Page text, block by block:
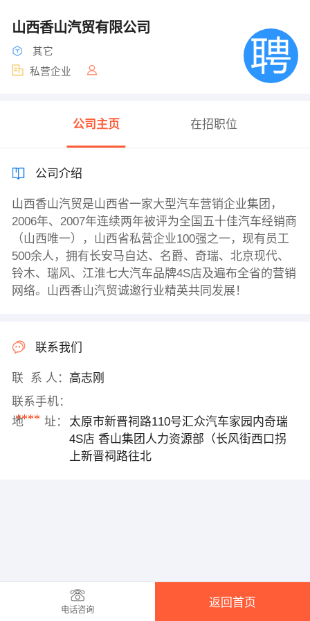
山西香山汽贸有限公司
其它
私营企业
公司主页 在招职位
公司介绍
山西香山汽贸是山西省一家大型汽车营销企业集团，
2006年、2007年连续两年被评为全国五十佳汽车经销商
（山西唯一），山西省私营企业100强之一，现有员工
500余人，拥有长安马自达、名爵、奇瑞、北京现代、
铃木、瑞风、江淮七大汽车品牌4S店及遍布全省的营销
网络。山西香山汽贸诚邀行业精英共同发展！
联系我们
联 系 人： 高志刚
联系手机：
****
地 址：
太原市新晋祠路110号汇众汽车家园内奇瑞
4S店 香山集团人力资源部（长风街西口拐
上新晋祠路往北
电话咨询
返回首页